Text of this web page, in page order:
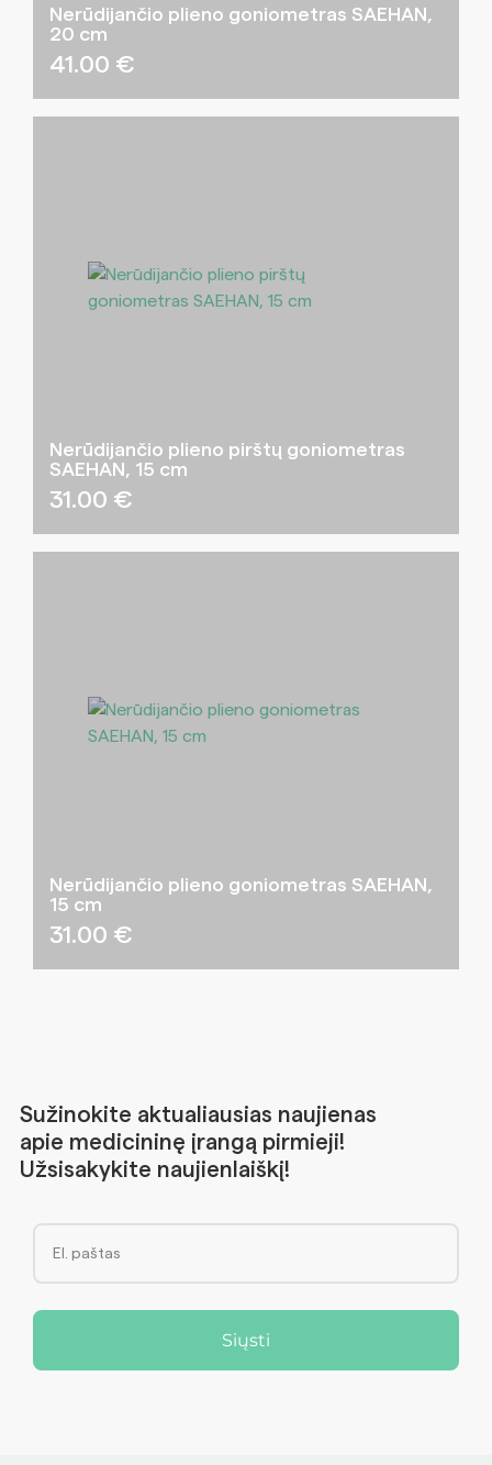
Nerūdijančio plieno goniometras SAEHAN,
20 cm
41.00 €
Nerūdijančio plieno pirštų goniometras
SAEHAN, 15 cm
31.00 €
Nerūdijančio plieno goniometras SAEHAN,
15 cm
31.00 €
Sužinokite aktualiausias naujienas
apie medicininę įrangą pirmieji!
Užsisakykite naujienlaiškį!
Siųsti